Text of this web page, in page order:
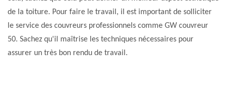
de la toiture. Pour faire le travail, il est important de solliciter
le service des couvreurs professionnels comme GW couvreur
50. Sachez qu'il maîtrise les techniques nécessaires pour
assurer un très bon rendu de travail.